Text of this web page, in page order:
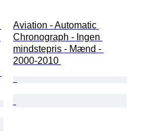
Aviation - Automatic
Chronograph - Ingen
mindstepris - Mænd -
2000-2010